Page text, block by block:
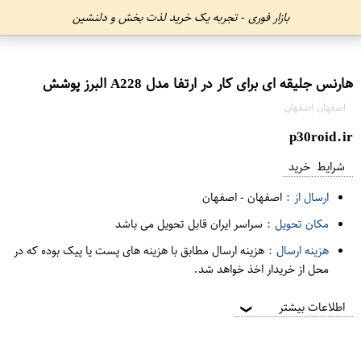
بازار فوری - تجربه یک خرید لذت بخش و دلنشین
هارنس جلیقه ای برای کار در ارتفا مدل A228 البرز پوشش
اصفهان اصفهان
p30roid.ir
شرایط خرید
ارسال از : اصفهان-اصفهان
مکان تحویل : سراسر ایران قابل تحویل می باشد
هزینه ارسال : هزینه ارسال مطابق با هزینه های پست یا پیک بوده که در
محل از خریدار اخذ خواهد شد.
اطلاعات بیشتر ❯